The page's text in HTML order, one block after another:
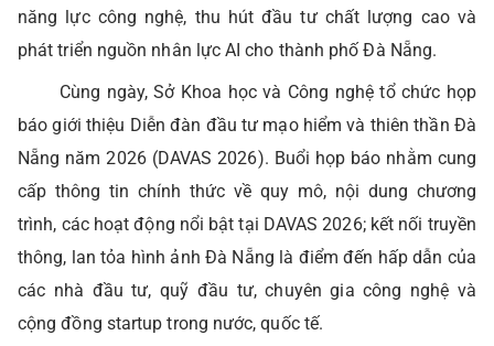
năng lực công nghệ, thu hút đầu tư chất lượng cao và
phát triển nguồn nhân lực AI cho thành phố Đà Nẵng.
Cùng ngày, Sở Khoa học và Công nghệ tổ chức họp
báo giới thiệu Diễn đàn đầu tư mạo hiểm và thiên thần Đà
Nẵng năm 2026 (DAVAS 2026). Buổi họp báo nhằm cung
cấp thông tin chính thức về quy mô, nội dung chương
trình, các hoạt động nổi bật tại DAVAS 2026; kết nối truyền
thông, lan tỏa hình ảnh Đà Nẵng là điểm đến hấp dẫn của
các nhà đầu tư, quỹ đầu tư, chuyên gia công nghệ và
cộng đồng startup trong nước, quốc tế.